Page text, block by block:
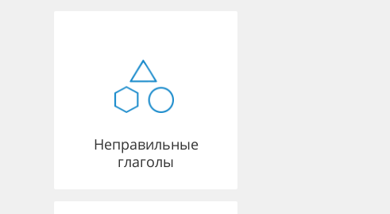
Неправильные
глаголы